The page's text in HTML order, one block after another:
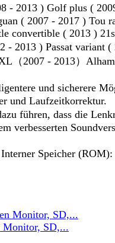
- 2013 ) Golf plus (
( 2007 - 2017 ) Tou
convertible ( 2013 )
) Passat variant
（2007 - 2013）
und sicherere
und Laufzeitkorrektur.
führen, dass die
Speicher
SD,...